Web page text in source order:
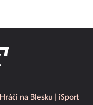
Hráči na Blesku
iSport